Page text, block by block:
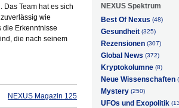
Das Team hat es sich
wie
die Erkenntnisse
die nach seinem
NEXUS Magazin 125
NEXUS Spektrum
Best Of Nexus (48)
Gesundheit (325)
Rezensionen (307)
Global News (372)
Kryptokolumne (8)
Neue Wissenschaften
Mystery (250)
UFOs und Exopolitik